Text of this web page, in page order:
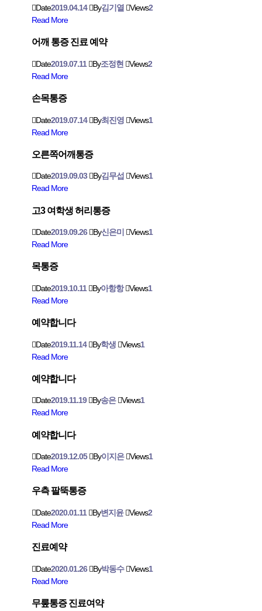
Date2019.04.14 By김기열 Views2
Read More
어깨 통증 진료 예약
Date2019.07.11 By조정현 Views2
Read More
손목통증
Date2019.07.14 By최진영 Views1
Read More
오른쪽어깨통증
Date2019.09.03 By김무섭 Views1
Read More
고3 여학생 허리통증
Date2019.09.26 By신은미 Views1
Read More
목통증
Date2019.10.11 By아항항 Views1
Read More
예약합니다
Date2019.11.14 By학생 Views1
Read More
예약합니다
Date2019.11.19 By송은 Views1
Read More
예약합니다
Date2019.12.05 By이지은 Views1
Read More
우측 팔뚝통증
Date2020.01.11 By변지윤 Views2
Read More
진료예약
Date2020.01.26 By박동수 Views1
Read More
무뤂통증 진료여약